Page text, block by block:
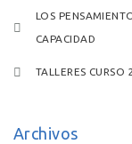
LOS
CAPACIDAD
TALLERES CURSO
Archivos